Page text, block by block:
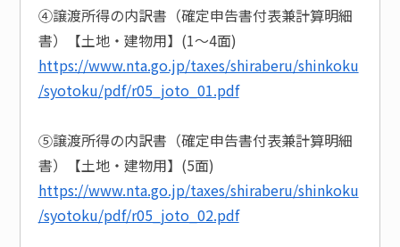
④譲渡所得の内訳書（確定申告書付表兼計算明細
書）【土地・建物用】(1～4面)
https://www.nta.go.jp/taxes/shiraberu/shinkoku
/syotoku/pdf/r05_joto_01.pdf
⑤譲渡所得の内訳書（確定申告書付表兼計算明細
書）【土地・建物用】(5面)
https://www.nta.go.jp/taxes/shiraberu/shinkoku
/syotoku/pdf/r05_joto_02.pdf